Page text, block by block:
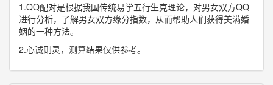
1.QQ配对是根据我国传统易学五行生克理论，对男女双方QQ
进行分析，了解男女双方缘分指数，从而帮助人们获得美满婚
姻的一种方法。
2.心诚则灵，测算结果仅供参考。